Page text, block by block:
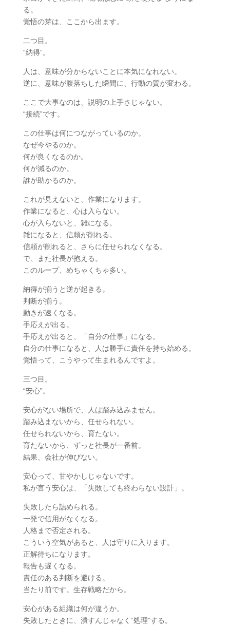
る。
覚悟の芽は、ここから出ます。
二つ目。
“納得”。
人は、意味が分からないことに本気になれない。
逆に、意味が腹落ちした瞬間に、行動の質が変わる。
ここで大事なのは、説明の上手さじゃない。
“接続”です。
この仕事は何につながっているのか。
なぜ今やるのか。
何が良くなるのか。
何が減るのか。
誰が助かるのか。
これが見えないと、作業になります。
作業になると、心は入らない。
心が入らないと、雑になる。
雑になると、信頼が削れる。
信頼が削れると、さらに任せられなくなる。
で、また社長が抱える。
このループ、めちゃくちゃ多い。
納得が揃うと逆が起きる。
判断が揃う。
動きが速くなる。
手応えが出る。
手応えが出ると、「自分の仕事」になる。
自分の仕事になると、人は勝手に責任を持ち始める。
覚悟って、こうやって生まれるんですよ。
三つ目。
“安心”。
安心がない場所で、人は踏み込みません。
踏み込まないから、任せられない。
任せられないから、育たない。
育たないから、ずっと社長が一番前。
結果、会社が伸びない。
安心って、甘やかしじゃないです。
私が言う安心は、「失敗しても終わらない設計」。
失敗したら詰められる。
一発で信用がなくなる。
人格まで否定される。
こういう空気があると、人は守りに入ります。
正解待ちになります。
報告も遅くなる。
責任のある判断を避ける。
当たり前です。生存戦略だから。
安心がある組織は何が違うか。
失敗したときに、潰すんじゃなく“処理”する。